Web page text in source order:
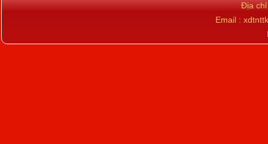
Địa
Email :